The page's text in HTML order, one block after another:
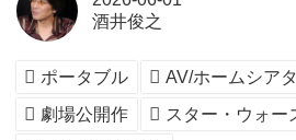
酒井俊之
ポータブル AV/ホームシア
劇場公開作
スター・ウォー